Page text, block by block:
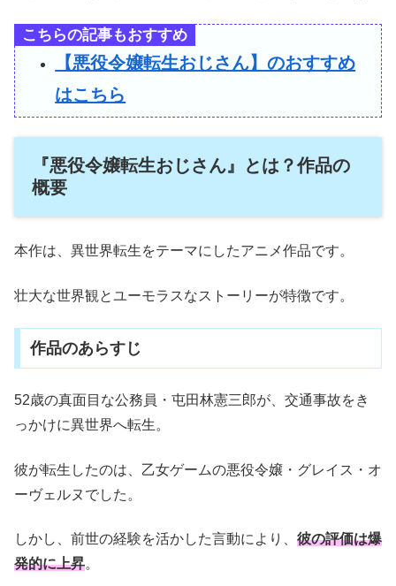
こちらの記事もおすすめ
【悪役令嬢転生おじさん】のおすすめ
はこちら
『悪役令嬢転生おじさん』とは？作品の
概要
本作は、異世界転生をテーマにしたアニメ作品です。
壮大な世界観とユーモラスなストーリーが特徴です。
作品のあらすじ
52歳の真面目な公務員・屯田林憲三郎が、交通事故をき
っかけに異世界へ転生。
彼が転生したのは、乙女ゲームの悪役令嬢・グレイス・オ
ーヴェルヌでした。
しかし、前世の経験を活かした言動により、 彼の評価は爆
発的に上昇。